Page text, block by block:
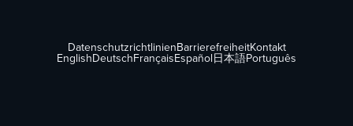
Datenschutzrichtlinien BarrierefreiheitKontakt
English Deutsch Français Español 日本語Português